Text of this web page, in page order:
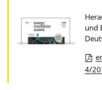
o
n
z
u
P
u
und
D
4/